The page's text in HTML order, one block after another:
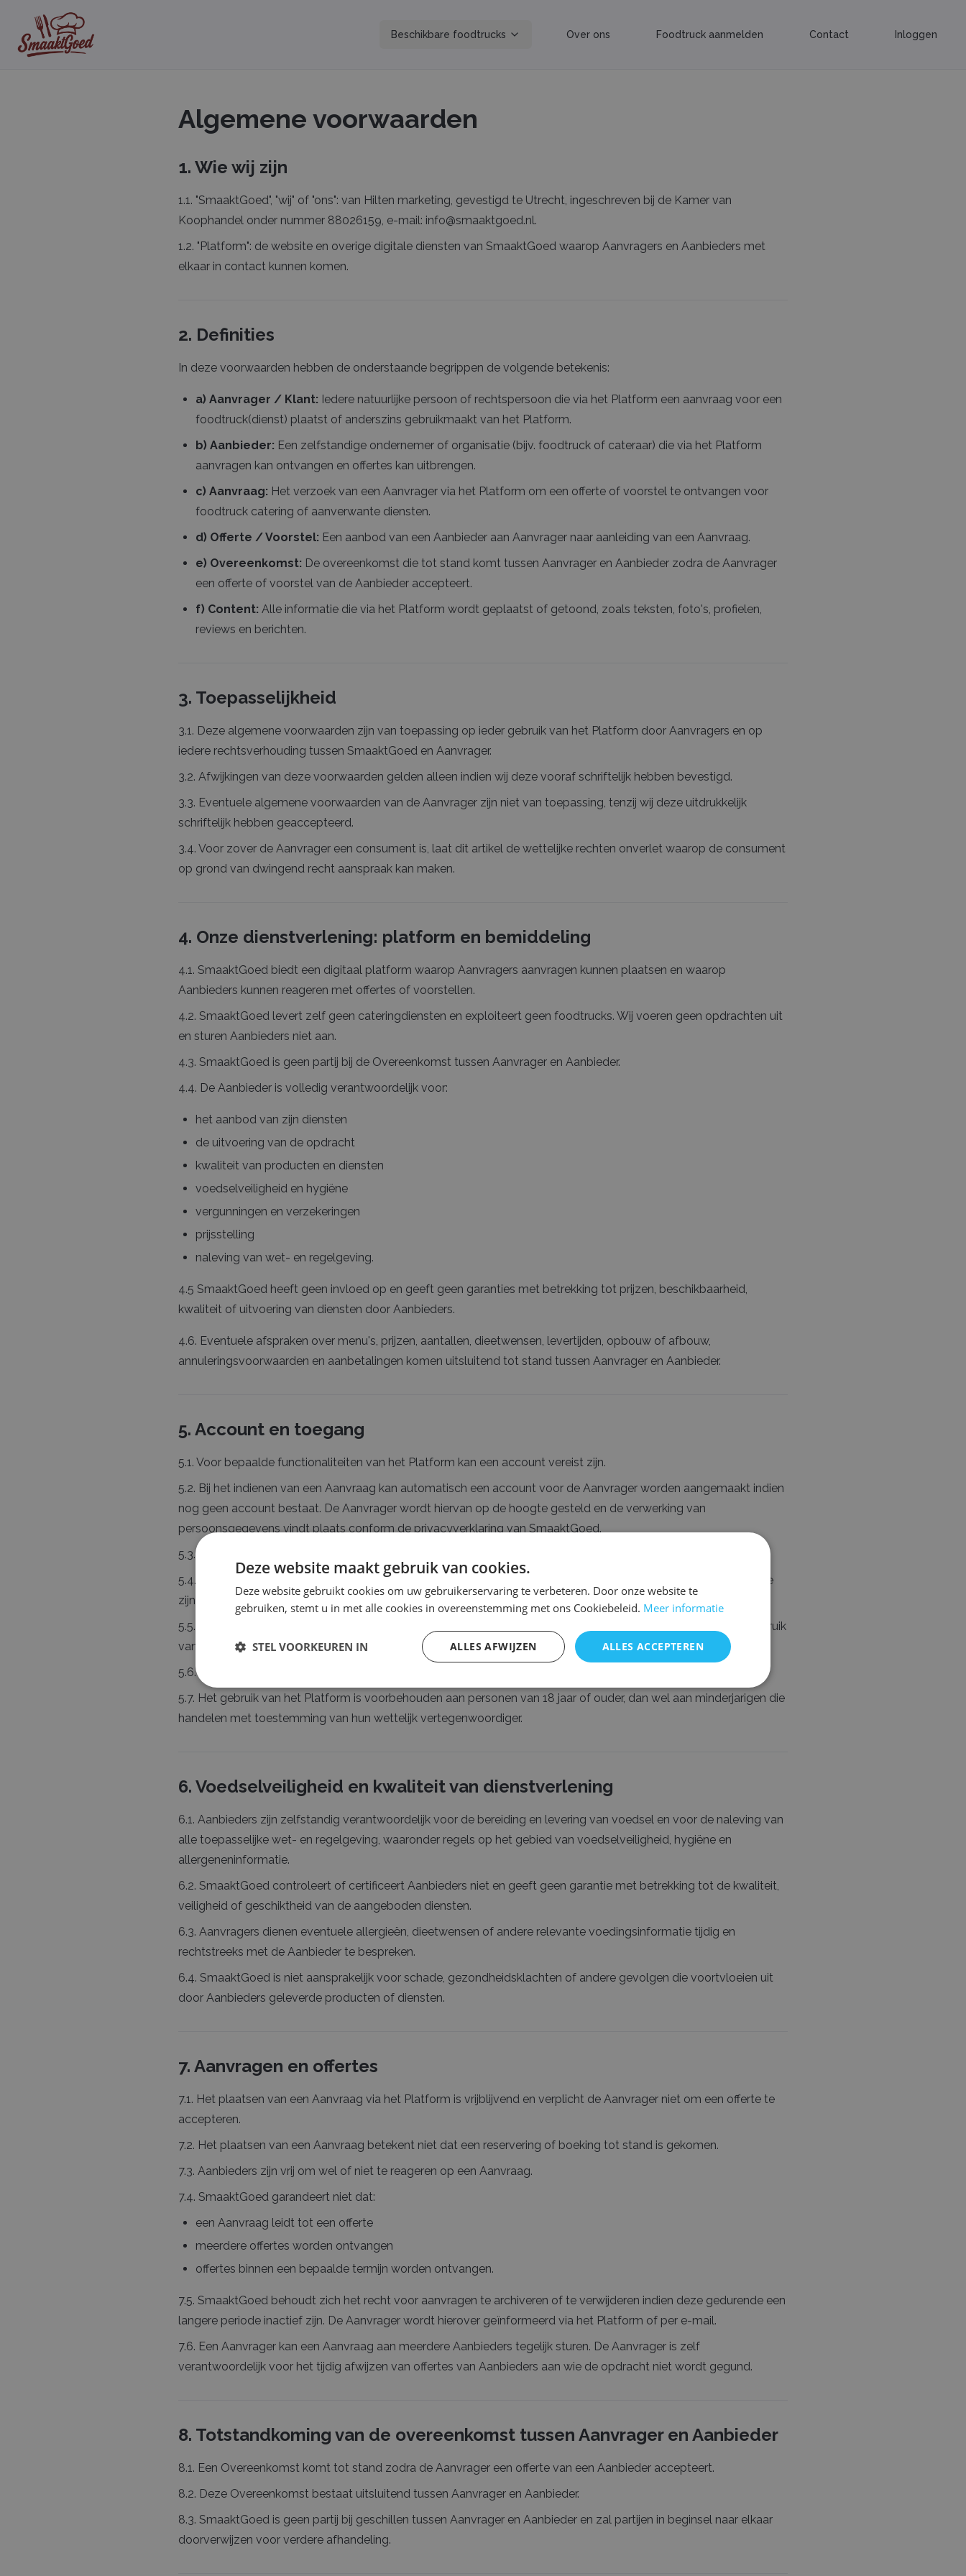
Beschikbare foodtrucks Over ons Foodtruck aanmelden Contact Inloggen
Algemene voorwaarden
1. Wie wij zijn
1.1. "SmaaktGoed", "wij" of "ons": van Hilten marketing, gevestigd te Utrecht, ingeschreven bij de Kamer van
Koophandel onder nummer 88026159, e-mail: info@smaaktgoed.nl.
1.2. "Platform": de website en overige digitale diensten van SmaaktGoed waarop Aanvragers en Aanbieders met
elkaar in contact kunnen komen.
2. Definities
In deze voorwaarden hebben de onderstaande begrippen de volgende betekenis:
a) Aanvrager / Klant: Iedere natuurlijke persoon of rechtspersoon die via het Platform een aanvraag voor een
foodtruck(dienst) plaatst of anderszins gebruikmaakt van het Platform.
b) Aanbieder: Een zelfstandige ondernemer of organisatie (bijv. foodtruck of cateraar) die via het Platform
aanvragen kan ontvangen en offertes kan uitbrengen.
c) Aanvraag: Het verzoek van een Aanvrager via het Platform om een offerte of voorstel te ontvangen voor
foodtruck catering of aanverwante diensten.
d) Offerte / Voorstel: Een aanbod van een Aanbieder aan Aanvrager naar aanleiding van een Aanvraag.
e) Overeenkomst: De overeenkomst die tot stand komt tussen Aanvrager en Aanbieder zodra de Aanvrager
een offerte of voorstel van de Aanbieder accepteert.
f) Content: Alle informatie die via het Platform wordt geplaatst of getoond, zoals teksten, foto's, profielen,
reviews en berichten.
3. Toepasselijkheid
3.1. Deze algemene voorwaarden zijn van toepassing op ieder gebruik van het Platform door Aanvragers en op
iedere rechtsverhouding tussen SmaaktGoed en Aanvrager.
3.2. Afwijkingen van deze voorwaarden gelden alleen indien wij deze vooraf schriftelijk hebben bevestigd.
3.3. Eventuele algemene voorwaarden van de Aanvrager zijn niet van toepassing, tenzij wij deze uitdrukkelijk
schriftelijk hebben geaccepteerd.
3.4. Voor zover de Aanvrager een consument is, laat dit artikel de wettelijke rechten onverlet waarop de consument
op grond van dwingend recht aanspraak kan maken.
4. Onze dienstverlening: platform en bemiddeling
4.1. SmaaktGoed biedt een digitaal platform waarop Aanvragers aanvragen kunnen plaatsen en waarop
Aanbieders kunnen reageren met offertes of voorstellen.
4.2. SmaaktGoed levert zelf geen cateringdiensten en exploiteert geen foodtrucks. Wij voeren geen opdrachten uit
en sturen Aanbieders niet aan.
4.3. SmaaktGoed is geen partij bij de Overeenkomst tussen Aanvrager en Aanbieder.
4.4. De Aanbieder is volledig verantwoordelijk voor:
het aanbod van zijn diensten
de uitvoering van de opdracht
kwaliteit van producten en diensten
voedselveiligheid en hygiëne
vergunningen en verzekeringen
prijsstelling
naleving van wet- en regelgeving.
4.5 SmaaktGoed heeft geen invloed op en geeft geen garanties met betrekking tot prijzen, beschikbaarheid,
kwaliteit of uitvoering van diensten door Aanbieders.
4.6. Eventuele afspraken over menu's, prijzen, aantallen, dieetwensen, levertijden, opbouw of afbouw,
annuleringsvoorwaarden en aanbetalingen komen uitsluitend tot stand tussen Aanvrager en Aanbieder.
5. Account en toegang
5.1. Voor bepaalde functionaliteiten van het Platform kan een account vereist zijn.
5.2. Bij het indienen van een Aanvraag kan automatisch een account voor de Aanvrager worden aangemaakt indien
nog geen account bestaat. De Aanvrager wordt hiervan op de hoogte gesteld en de verwerking van
persoonsgegevens vindt plaats conform de privacyverklaring van SmaaktGoed.
5.3. De Aanvrager is verantwoordelijk voor het geheimhouden van zijn inloggegevens.
5.4. Alle activiteiten die plaatsvinden via het account van de Aanvrager worden geacht door de Aanvrager zelf te
zijn uitgevoerd.
5.5. De Aanvrager dient SmaaktGoed onmiddellijk te informeren indien sprake is van misbruik of onbevoegd gebruik
van zijn account.
5.6. SmaaktGoed kan accounts blokkeren of verwijderen bij misbruik van het Platform.
5.7. Het gebruik van het Platform is voorbehouden aan personen van 18 jaar of ouder, dan wel aan minderjarigen die
handelen met toestemming van hun wettelijk vertegenwoordiger.
6. Voedselveiligheid en kwaliteit van dienstverlening
6.1. Aanbieders zijn zelfstandig verantwoordelijk voor de bereiding en levering van voedsel en voor de naleving van
alle toepasselijke wet- en regelgeving, waaronder regels op het gebied van voedselveiligheid, hygiëne en
allergeneninformatie.
6.2. SmaaktGoed controleert of certificeert Aanbieders niet en geeft geen garantie met betrekking tot de kwaliteit,
veiligheid of geschiktheid van de aangeboden diensten.
6.3. Aanvragers dienen eventuele allergieën, dieetwensen of andere relevante voedingsinformatie tijdig en
rechtstreeks met de Aanbieder te bespreken.
6.4. SmaaktGoed is niet aansprakelijk voor schade, gezondheidsklachten of andere gevolgen die voortvloeien uit
door Aanbieders geleverde producten of diensten.
7. Aanvragen en offertes
7.1. Het plaatsen van een Aanvraag via het Platform is vrijblijvend en verplicht de Aanvrager niet om een offerte te
accepteren.
7.2. Het plaatsen van een Aanvraag betekent niet dat een reservering of boeking tot stand is gekomen.
7.3. Aanbieders zijn vrij om wel of niet te reageren op een Aanvraag.
7.4. SmaaktGoed garandeert niet dat:
een Aanvraag leidt tot een offerte
meerdere offertes worden ontvangen
offertes binnen een bepaalde termijn worden ontvangen.
7.5. SmaaktGoed behoudt zich het recht voor aanvragen te archiveren of te verwijderen indien deze gedurende een
langere periode inactief zijn. De Aanvrager wordt hierover geïnformeerd via het Platform of per e-mail.
7.6. Een Aanvrager kan een Aanvraag aan meerdere Aanbieders tegelijk sturen. De Aanvrager is zelf
verantwoordelijk voor het tijdig afwijzen van offertes van Aanbieders aan wie de opdracht niet wordt gegund.
8. Totstandkoming van de overeenkomst tussen Aanvrager en Aanbieder
8.1. Een Overeenkomst komt tot stand zodra de Aanvrager een offerte van een Aanbieder accepteert.
8.2. Deze Overeenkomst bestaat uitsluitend tussen Aanvrager en Aanbieder.
8.3. SmaaktGoed is geen partij bij geschillen tussen Aanvrager en Aanbieder en zal partijen in beginsel naar elkaar
doorverwijzen voor verdere afhandeling.
Deze website maakt gebruik van cookies.
Deze website gebruikt cookies om uw gebruikerservaring te verbeteren. Door onze website te
gebruiken, stemt u in met alle cookies in overeenstemming met ons Cookiebeleid. Meer informatie
ALLES ACCEPTEREN
ALLES AFWIJZEN
STEL VOORKEUREN IN